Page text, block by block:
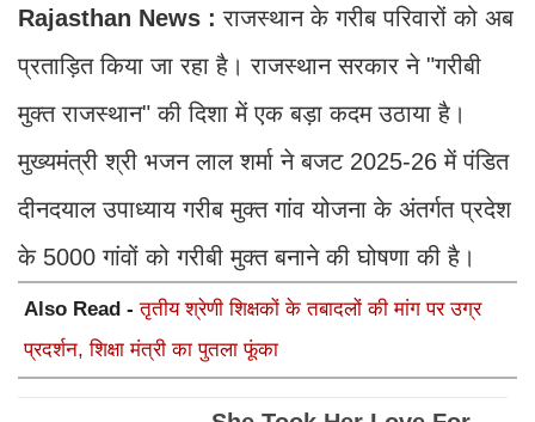
Rajasthan News :राजस्थान के गरीब परिवारों को अब
प्रताड़ित किया जा रहा है। राजस्थान सरकार ने "गरीबी
मुक्त राजस्थान" की दिशा में एक बड़ा कदम उठाया है।
मुख्यमंत्री श्री भजन लाल शर्मा ने बजट 2025-26 में पंडित
दीनदयाल उपाध्याय गरीब मुक्त गांव योजना के अंतर्गत प्रदेश
के 5000 गांवों को गरीबी मुक्त बनाने की घोषणा की है।
Also Read -तृतीय श्रेणी शिक्षकों के तबादलों की मांग पर उग्र
प्रदर्शन, शिक्षा मंत्री का पुतला फूंका